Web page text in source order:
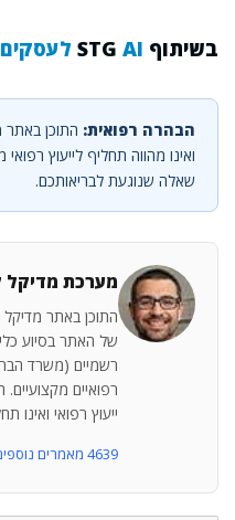
בשיתוף STG AI לעסקים
הבהרה רפואית: התוכן באתר
ואינו מהווה תחליף לייעוץ
שאלה שנוגעת לבריאותכם.
מערכת מדיקל
התוכן באתר מדיקל
של האתר בסיוע
רשמיים (משרד
רפואיים
ייעוץ רפואי ואינו
4639 מאמרים נוספים